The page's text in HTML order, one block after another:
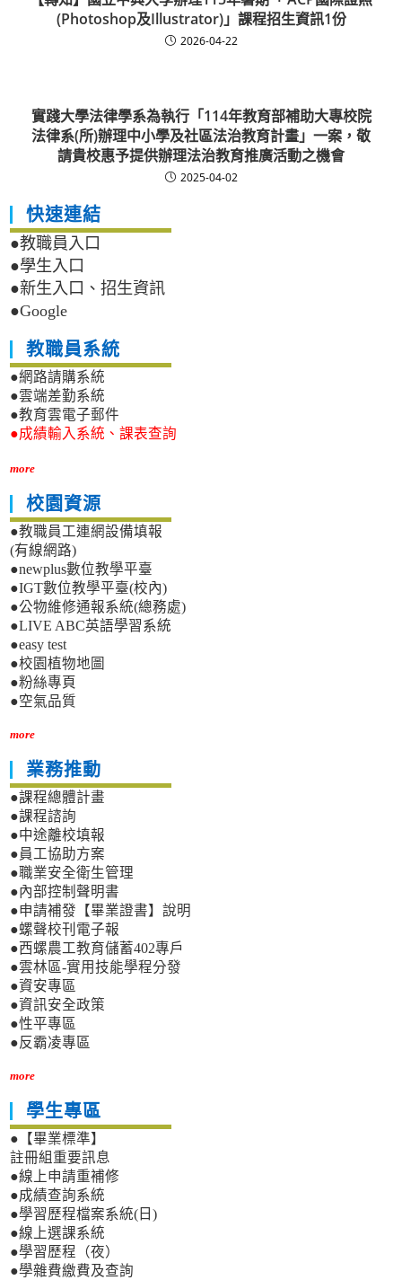
(Photoshop及Illustrator)」課程招生資訊1份
2026-04-22
實踐大學法律學系為執行「114年教育部補助大專校院
法律系(所)辦理中小學及社區法治教育計畫」一案，敬
請貴校惠予提供辦理法治教育推廣活動之機會
2025-04-02
快速連結
●教職員入口
●學生入口
●新生入口、招生資訊
●Google
教職員系統
●網路請購系統
●雲端差勤系統
●教育雲電子郵件
●成績輸入系統、課表查詢
more
校園資源
●教職員工連網設備填報
(有線網路)
●newplus數位教學平臺
●IGT數位教學平臺(校內)
●公物維修通報系統(總務處)
●LIVE ABC英語學習系統
●easy test
●校園植物地圖
●粉絲專頁
●空氣品質
more
業務推動
●課程總體計畫
●課程諮詢
●中途離校填報
●員工協助方案
●職業安全衛生管理
●內部控制聲明書
●申請補發【畢業證書】說明
●螺聲校刊電子報
●西螺農工教育儲蓄402專戶
●雲林區-實用技能學程分發
●資安專區
●資訊安全政策
●性平專區
●反霸凌專區
more
學生專區
●【畢業標準】
註冊組重要訊息
●線上申請重補修
●成績查詢系統
●學習歷程檔案系統(日)
●線上選課系統
●學習歷程（夜）
●學雜費繳費及查詢